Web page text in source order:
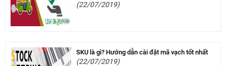
(22/07/2019)
SKU là gì? Hướng dẫn cài đặt mã vạch tốt nhất
(22/07/2019)